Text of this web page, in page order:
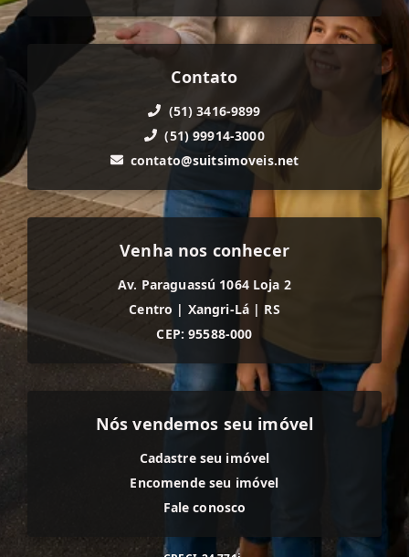
Contato
(51) 3416-9899
(51) 99914-3000
contato@suitsimoveis.net
Venha nos conhecer
Av. Paraguassú 1064 Loja 2
Centro | Xangri-Lá | RS
CEP: 95588-000
Nós vendemos seu imóvel
Cadastre seu imóvel
Encomende seu imóvel
Fale conosco